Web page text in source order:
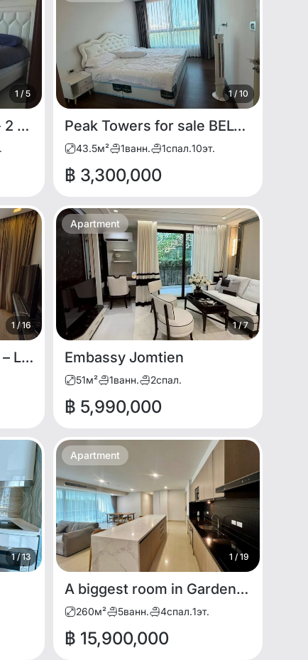
1 / 5
Arcadia Beach Resort - 2 Bedroom Condo for Sale
1/ 10
Peak Towers for sale BELOW MARKET PRICE
43.5м² 1ванн. 1спал.10эт.
฿ 3,300,000
1/16
Cetus Jomtien for sale – Luxury Sea View Condo
1/7
Apartment
Embassy Jomtien
51м² 1ванн. 2спал.
฿ 5,990,000
1/13 1 /19
Apartment
A biggest room in Gardenia for sale 4bdr 5bath
260м² 5ванн. 4спал.1эт.
฿ 15,900,000